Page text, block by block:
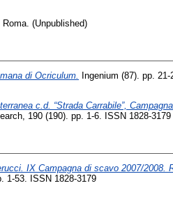
(Unpublished)
di Ocriculum.
Ingenium (87). pp.
c.d. “Strada Carrabile”,
190 (190). pp. 1-6. ISSN 1828-3179
IX Campagna di scavo 2007/2008.
1-53. ISSN 1828-3179